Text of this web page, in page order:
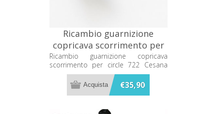
Ricambio guarnizione
copricava scorrimento per
circle 722 Cesana
64816561365
Ricambio guarnizione copricava
scorrimento per circle 722 Cesana
64816561365
€35,90